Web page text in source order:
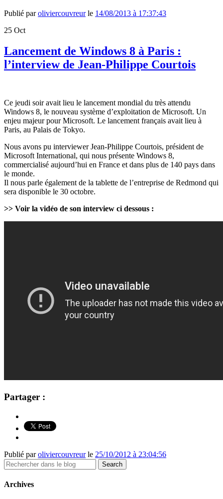
Publié paroliviercouvreurle 14/08/2013 à 17:37:43
25 Oct
Lancement de Windows 8 à Paris :
l’interview de Jean-Philippe Courtois
Ce jeudi soir avait lieu le lancement mondial du très attendu
Windows 8, le nouveau système d’exploitation de Microsoft. Un
enjeu majeur pour Microsoft. Le lancement français avait lieu à
Paris, au Palais de Tokyo.
Nous avons pu interviewer Jean-Philippe Courtois, président de
Microsoft International, qui nous présente Windows 8,
commercialisé aujourd’hui en France et dans plus de 140 pays dans
le monde.
Il nous parle également de la tablette de l’entreprise de Redmond qui
sera disponible le 30 octobre.
>> Voir la vidéo de son interview ci dessous :
Partager :
Publié paroliviercouvreurle 25/10/2012 à 23:04:56
Archives